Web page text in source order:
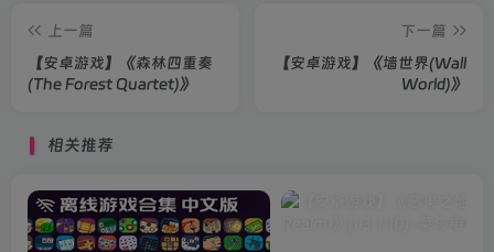
上一篇
【安卓游戏】《森林四重奏
(The Forest Quartet)》
下一篇
【安卓游戏】《墙世界(Wall
World)》
相关推荐